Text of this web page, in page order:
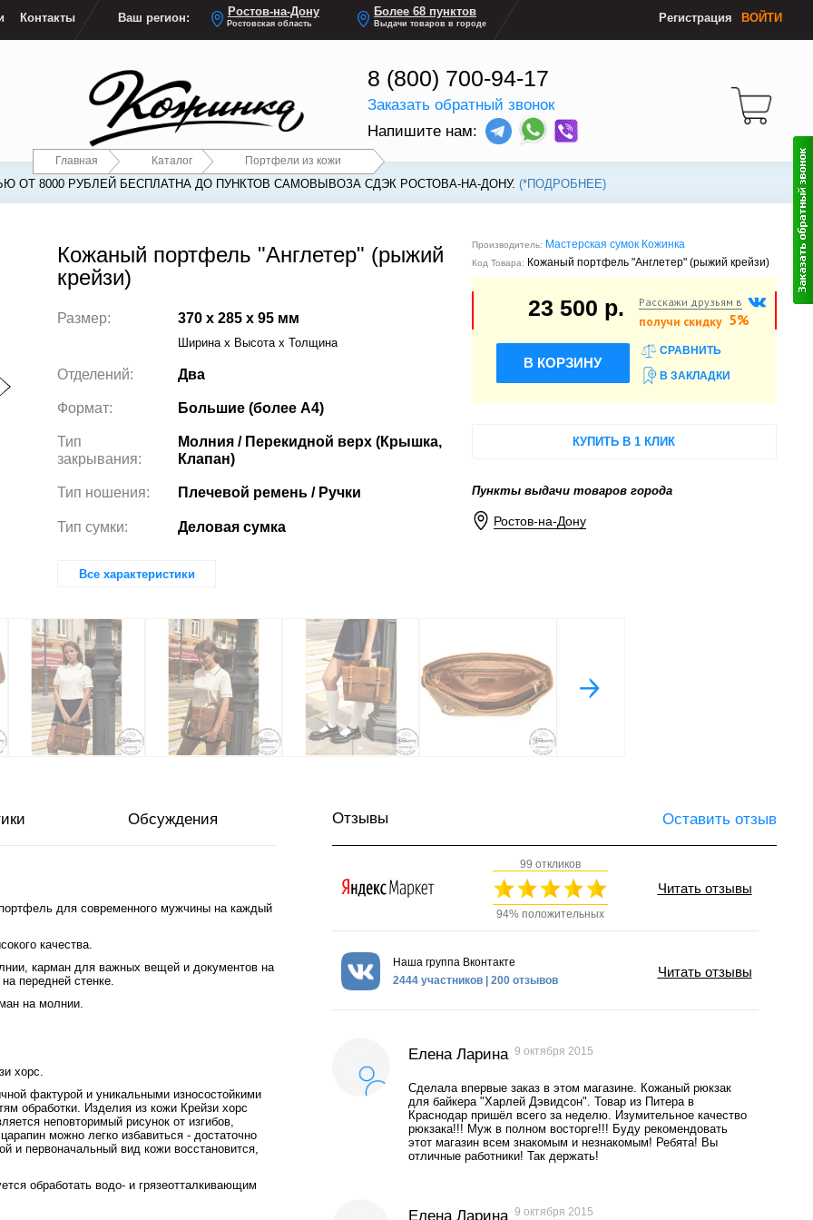
Контакты Ваш регион: Ростов-на-Дону
Ростовская область
Более 68 пунктов
Выдачи товаров в городе Регистрация ВОЙТИ
8 (800) 700-94-17
Заказать обратный звонок
Напишите нам:
Главная Каталог Портфели из кожи
ОТ 8000 РУБЛЕЙ БЕСПЛАТНА ДО ПУНКТОВ САМОВЫВОЗА СДЭК РОСТОВА-НА-ДОНУ. (*ПОДРОБНЕЕ)
Кожаный портфель "Англетер" (рыжий
крейзи)
Размер: 370 x 285 x 95 мм
Ширина x Высота x Толщина
Отделений: Два
Формат: Большие (более А4)
Тип
закрывания:
Молния / Перекидной верх (Крышка,
Клапан)
Тип ношения: Плечевой ремень / Ручки
Тип сумки: Деловая сумка
Все характеристики
Производитель: Мастерская сумок Кожинка
Код Товара: Кожаный портфель "Англетер" (рыжий крейзи)
23 500 р. Расскажи друзьям в
получи скидку 5%
В КОРЗИНУ
СРАВНИТЬ
В ЗАКЛАДКИ
КУПИТЬ В 1 КЛИК
Пункты выдачи товаров города
Ростов-на-Дону
Обсуждения
для современного мужчины на каждый
качества.
карман для важных вещей и документов на
передней стенке.
на молнии.
хорс.
фактурой и уникальными износостойкими
обработки. Изделия из кожи Крейзи хорс
неповторимый рисунок от изгибов,
можно легко избавиться - достаточно
и первоначальный вид кожи восстановится,
обработать водо- и грязеотталкивающим
Отзывы Оставить отзыв
99 откликов
94% положительных
Читать отзывы
Наша группа Вконтакте
2444 участников | 200 отзывов
Читать отзывы
Елена Ларина 9 октября 2015
Сделала впервые заказ в этом магазине. Кожаный рюкзак
для байкера "Харлей Дэвидсон". Товар из Питера в
Краснодар пришёл всего за неделю. Изумительное качество
рюкзака!!! Муж в полном восторге!!! Буду рекомендовать
этот магазин всем знакомым и незнакомым! Ребята! Вы
отличные работники! Так держать!
Елена Ларина 9 октября 2015